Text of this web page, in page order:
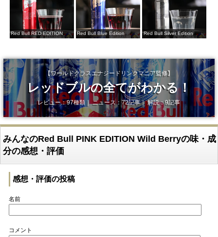
Red Bull RED EDITION Red Bull Blue Edition Red Bull Silver Edition
【ワールドクラスエナジードリンクマニア監修】
レッドブルの全てがわかる！
レビュー：97種類｜ ニュース：72記事｜ 解説：9記事
みんなのRed Bull PINK EDITION Wild Berryの味・成
分の感想・評価
感想・評価の投稿
名前
コメント